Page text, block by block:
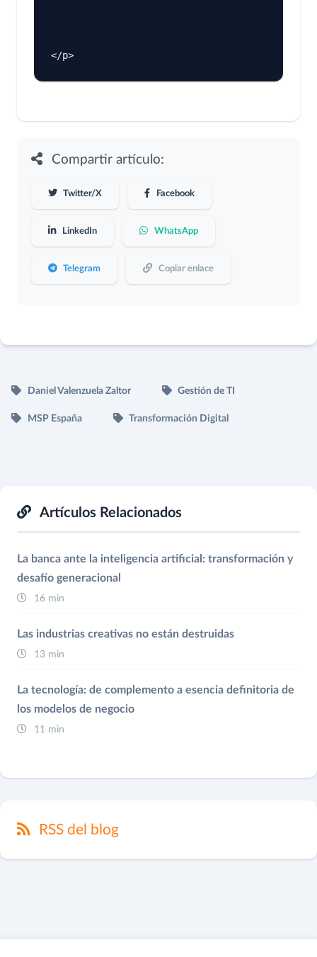
Compartir artículo:
Twitter/X Facebook
LinkedIn WhatsApp
Telegram Copiar enlace
Daniel Valenzuela Zaltor Gestión de TI
MSP España Transformación Digital
Artículos Relacionados
La banca ante la inteligencia artificial: transformación y
desafío generacional
16 min
Las industrias creativas no están destruidas
13 min
La tecnología: de complemento a esencia definitoria de
los modelos de negocio
11 min
RSS del blog